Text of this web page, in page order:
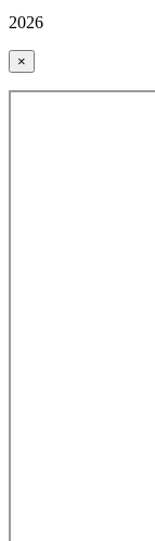
2026
×